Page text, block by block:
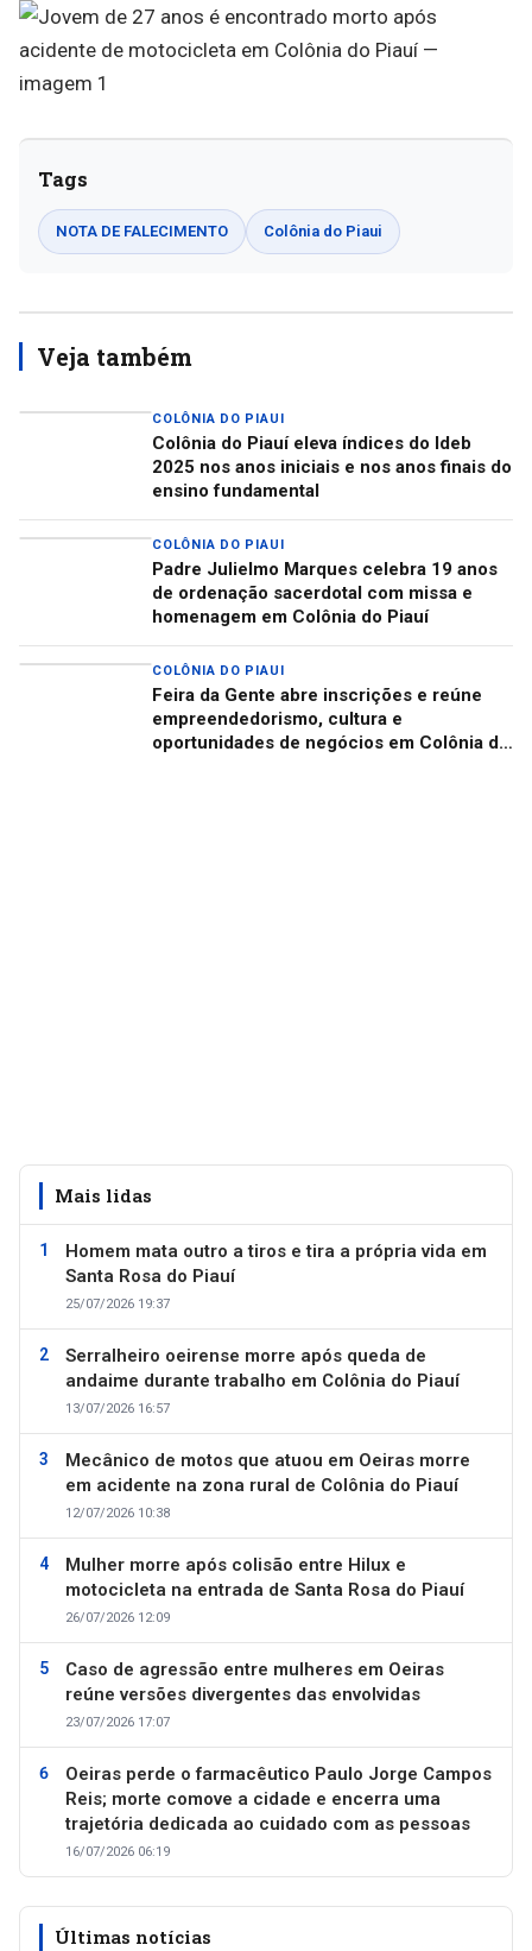
Tags
NOTA DE FALECIMENTO Colônia do Piaui
Veja também
COLÔNIA DO PIAUI
Colônia do Piauí eleva índices do Ideb
2025 nos anos iniciais e nos anos finais do
ensino fundamental
COLÔNIA DO PIAUI
Padre Julielmo Marques celebra 19 anos
de ordenação sacerdotal com missa e
homenagem em Colônia do Piauí
COLÔNIA DO PIAUI
Feira da Gente abre inscrições e reúne
empreendedorismo, cultura e
oportunidades de negócios em Colônia do
Mais lidas
Homem mata outro a tiros e tira a própria vida em
Santa Rosa do Piauí
25/07/2026 19:37
Serralheiro oeirense morre após queda de
andaime durante trabalho em Colônia do Piauí
13/07/2026 16:57
Mecânico de motos que atuou em Oeiras morre
em acidente na zona rural de Colônia do Piauí
12/07/2026 10:38
Mulher morre após colisão entre Hilux e
motocicleta na entrada de Santa Rosa do Piauí
26/07/2026 12:09
Caso de agressão entre mulheres em Oeiras
reúne versões divergentes das envolvidas
23/07/2026 17:07
Oeiras perde o farmacêutico Paulo Jorge Campos
Reis; morte comove a cidade e encerra uma
trajetória dedicada ao cuidado com as pessoas
16/07/2026 06:19
Últimas notícias